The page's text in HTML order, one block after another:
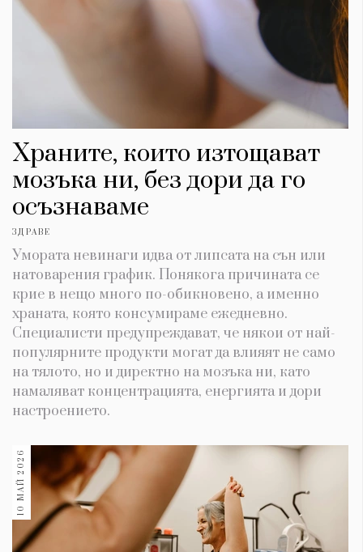
Храните, които изтощават
мозъка ни, без дори да го
осъзнаваме
ЗДРАВЕ
Умората невинаги идва от липсата на сън или
натоварения график. Понякога причината се
крие в нещо много по-обикновено, а именно
храната, която консумираме ежедневно.
Специалисти предупреждават, че някои от най-
популярните продукти могат да влияят не само
на тялото, но и директно на мозъка ни, като
намаляват концентрацията, енергията и дори
настроението.
10 МАЙ 2026